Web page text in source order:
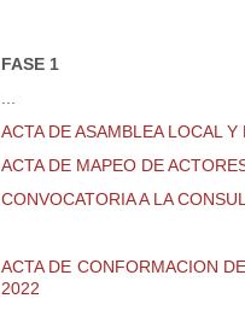
FASE 1
ACTA DE ASAMBLEA LOCAL
ACTA DE MAPEO DE
CONVOCATORIA A LA
ACTA DE CONFORMACION
2022